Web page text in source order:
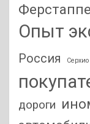
Опыт
Россия
дороги